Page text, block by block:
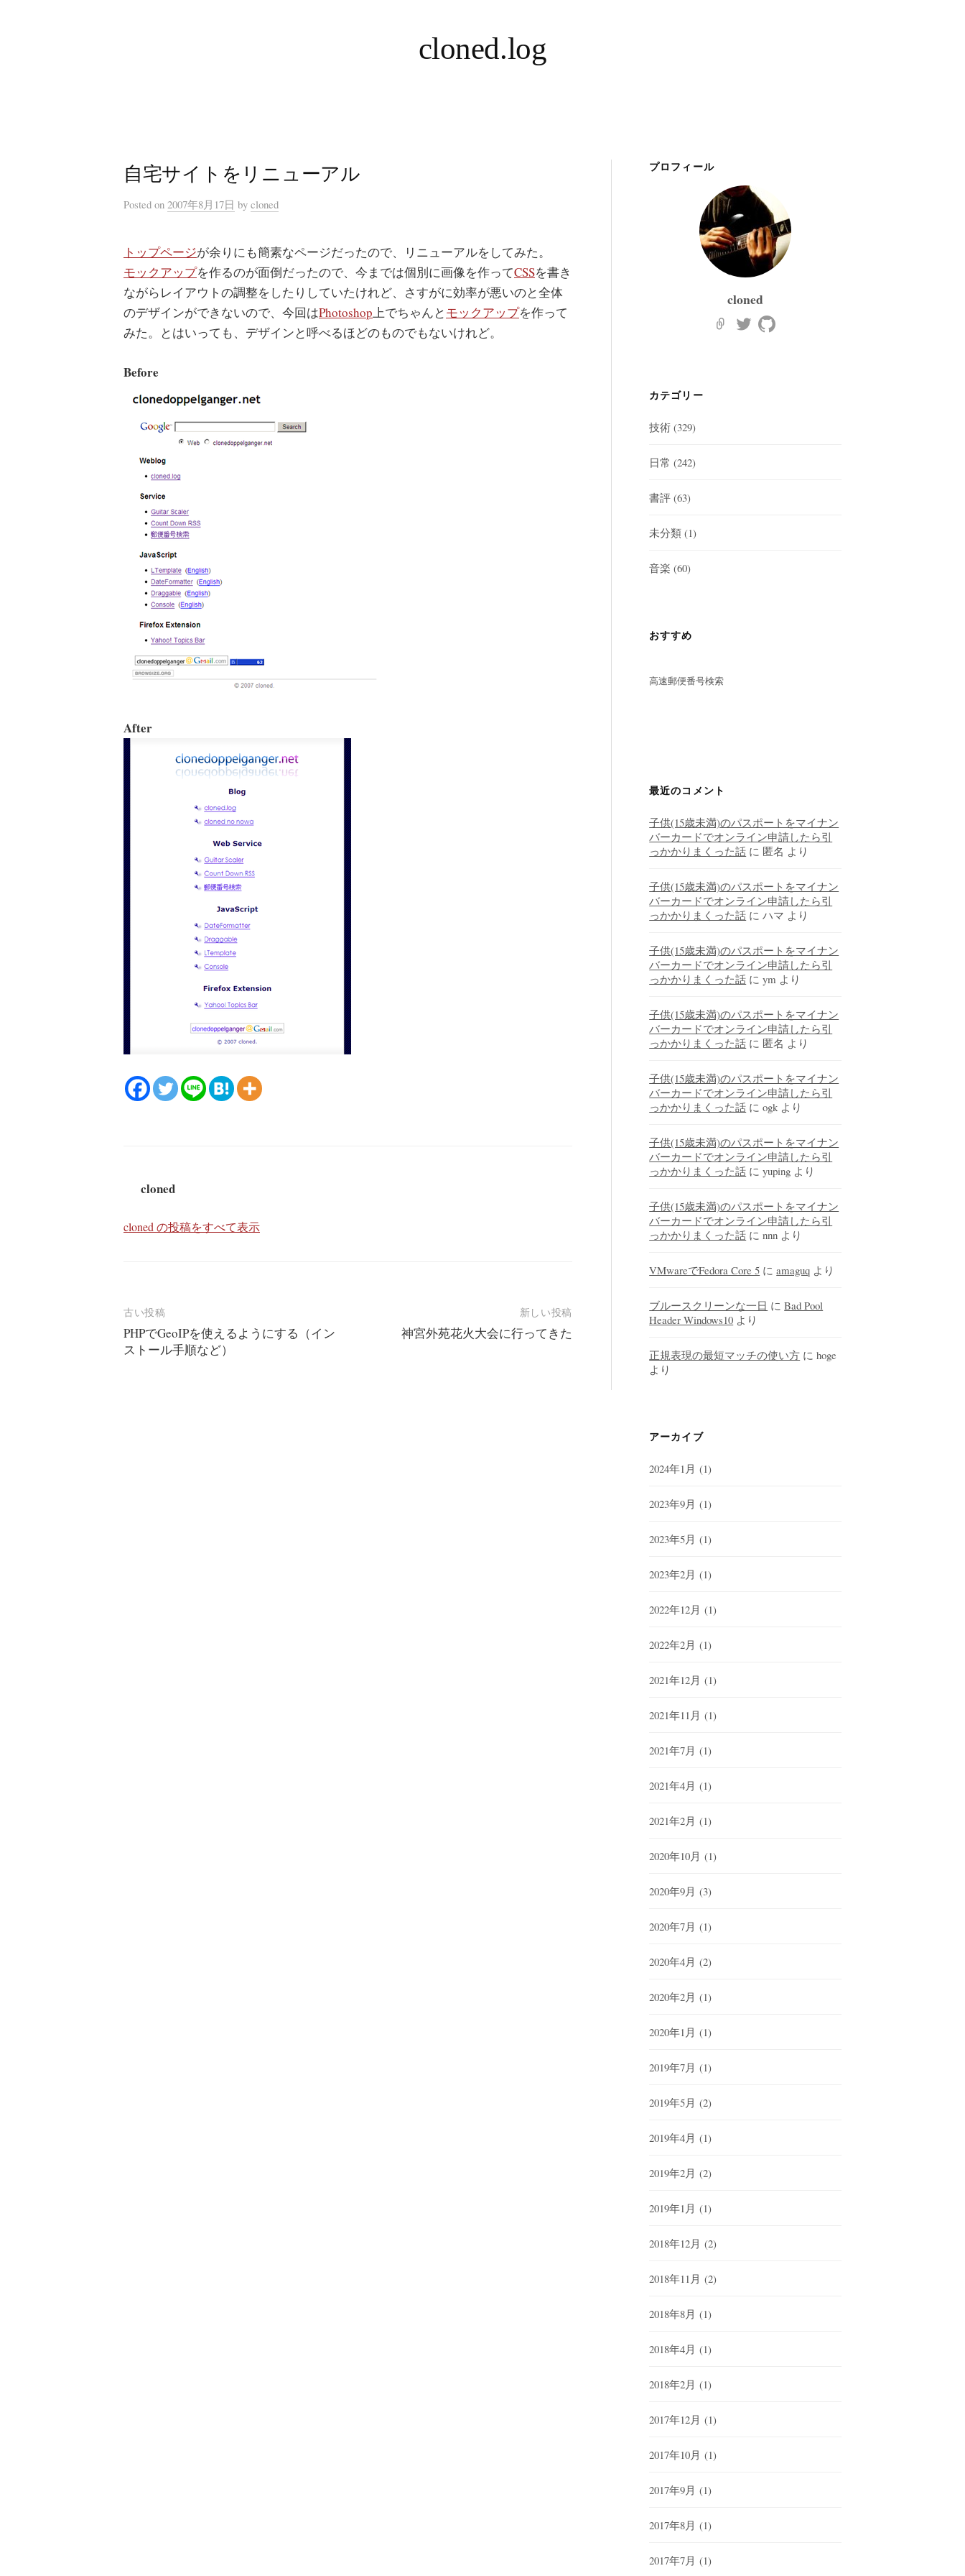
ッ
cloned.log
自宅サイトをリニューアル
Posted on 2007年8月17日 by cloned
トップページが余りにも簡素なページだったので、リニューアルをしてみた。
モックアップを作るのが面倒だったので、今までは個別に画像を作ってCSSを書き
ながらレイアウトの調整をしたりしていたけれど、さすがに効率が悪いのと全体
のデザインができないので、今回はPhotoshop上でちゃんとモックアップを作って
みた。とはいっても、デザインと呼べるほどのものでもないけれど。
Before
After
cloned
cloned の投稿をすべて表示
投
稿
ナ
古い投稿
PHPでGeoIPを使えるようにする（イン
ストール手順など）
新しい投稿
神宮外苑花火大会に行ってきた
プロフィール
cloned
カテゴリー
技術 (329)
日常 (242)
書評 (63)
未分類 (1)
音楽 (60)
おすすめ
高速郵便番号検索
最近のコメント
子供(15歳未満)のパスポートをマイナン
バーカードでオンライン申請したら引
っかかりまくった話 に 匿名 より
子供(15歳未満)のパスポートをマイナン
バーカードでオンライン申請したら引
っかかりまくった話 にハマ より
子供(15歳未満)のパスポートをマイナン
バーカードでオンライン申請したら引
っかかりまくった話 にym より
子供(15歳未満)のパスポートをマイナン
バーカードでオンライン申請したら引
っかかりまくった話 に 匿名 より
子供(15歳未満)のパスポートをマイナン
バーカードでオンライン申請したら引
っかかりまくった話 にogk より
子供(15歳未満)のパスポートをマイナン
バーカードでオンライン申請したら引
っかかりまくった話 にyuping より
子供(15歳未満)のパスポートをマイナン
バーカードでオンライン申請したら引
っかかりまくった話 にnnn より
VMwareでFedora Core 5 にamaguq より
ブルースクリーンな一日 にBad Pool
Header Windows10 より
正規表現の最短マッチの使い方 にhoge
より
アーカイブ
2024年1月 (1)
2023年9月 (1)
2023年5月 (1)
2023年2月 (1)
2022年12月 (1)
2022年2月 (1)
2021年12月 (1)
2021年11月 (1)
2021年7月 (1)
2021年4月 (1)
2021年2月 (1)
2020年10月 (1)
2020年9月 (3)
2020年7月 (1)
2020年4月 (2)
2020年2月 (1)
2020年1月 (1)
2019年7月 (1)
2019年5月 (2)
2019年4月 (1)
2019年2月 (2)
2019年1月 (1)
2018年12月 (2)
2018年11月 (2)
2018年8月 (1)
2018年4月 (1)
2018年2月 (1)
2017年12月 (1)
2017年10月 (1)
2017年9月 (1)
2017年8月 (1)
2017年7月 (1)